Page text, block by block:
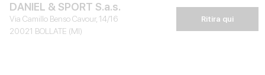
DANIEL & SPORT S.a.s.
Via Camillo Benso Cavour, 14/16
20021 BOLLATE (MI)
Ritira qui